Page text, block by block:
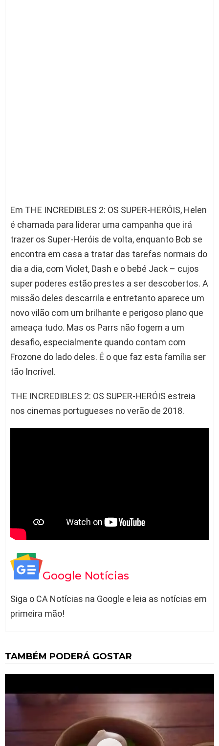
Em THE INCREDIBLES 2: OS SUPER-HERÓIS, Helen
é chamada para liderar uma campanha que irá
trazer os Super-Heróis de volta, enquanto Bob se
encontra em casa a tratar das tarefas normais do
dia a dia, com Violet, Dash e o bebé Jack – cujos
super poderes estão prestes a ser descobertos. A
missão deles descarrila e entretanto aparece um
novo vilão com um brilhante e perigoso plano que
ameaça tudo. Mas os Parrs não fogem a um
desafio, especialmente quando contam com
Frozone do lado deles. É o que faz esta família ser
tão Incrível.
THE INCREDIBLES 2: OS SUPER-HERÓIS estreia
nos cinemas portugueses no verão de 2018.
Google Notícias
Siga o CA Notícias na Google e leia as notícias em
primeira mão!
TAMBÉM PODERÁ GOSTAR